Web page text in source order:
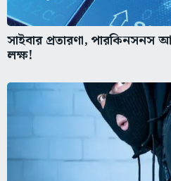
সাইবার প্রতারণা, পারকিনসনস
লক্ষ!